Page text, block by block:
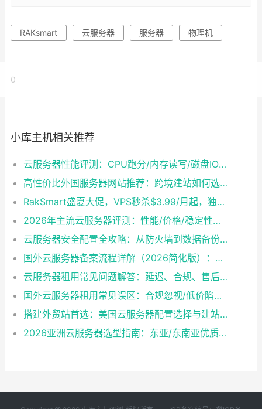
RAKsmart 云服务器 服务器 物理机
0
小库主机相关推荐
云服务器性能评测：CPU跑分/内存读写/磁盘IO实测数据
高性价比外国服务器网站推荐：跨境建站如何选到靠谱又省钱的方案？
RakSmart盛夏大促，VPS秒杀$3.99/月起，独服$29.9/月封顶
2026年主流云服务器评测：性能/价格/稳定性横向对比
云服务器安全配置全攻略：从防火墙到数据备份一步到位
国外云服务器备案流程详解（2026简化版）：材料准备+审核周期
云服务器租用常见问题解答：延迟、合规、售后支持
国外云服务器租用常见误区：合规忽视/低价陷阱/售后风险避坑指南
搭建外贸站首选：美国云服务器配置选择与建站环境一键部署教程
2026亚洲云服务器选型指南：东亚/东南亚优质机房推荐